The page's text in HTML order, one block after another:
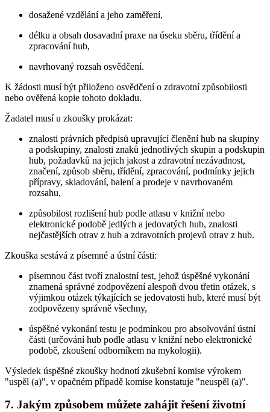
dosažené vzdělání a jeho zaměření,
délku a obsah dosavadní praxe na úseku sběru, třídění a
zpracování hub,
navrhovaný rozsah osvědčení.
K žádosti musí být přiloženo osvědčení o zdravotní způsobilosti
nebo ověřená kopie tohoto dokladu.
Žadatel musí u zkoušky prokázat:
znalosti právních předpisů upravující členění hub na skupiny
a podskupiny, znalosti znaků jednotlivých skupin a podskupin
hub, požadavků na jejich jakost a zdravotní nezávadnost,
značení, způsob sběru, třídění, zpracování, podmínky jejich
přípravy, skladování, balení a prodeje v navrhovaném
rozsahu,
způsobilost rozlišení hub podle atlasu v knižní nebo
elektronické podobě jedlých a jedovatých hub, znalosti
nejčastějších otrav z hub a zdravotních projevů otrav z hub.
Zkouška sestává z písemné a ústní části:
písemnou část tvoří znalostní test, jehož úspěšné vykonání
znamená správné zodpovězení alespoň dvou třetin otázek, s
výjimkou otázek týkajících se jedovatosti hub, které musí být
zodpovězeny správně všechny,
úspěšné vykonání testu je podmínkou pro absolvování ústní
části (určování hub podle atlasu v knižní nebo elektronické
podobě, zkoušení odborníkem na mykologii).
Výsledek úspěšné zkoušky hodnotí zkušební komise výrokem
"uspěl (a)", v opačném případě komise konstatuje "neuspěl (a)".
7. Jakým způsobem můžete zahájit řešení životní